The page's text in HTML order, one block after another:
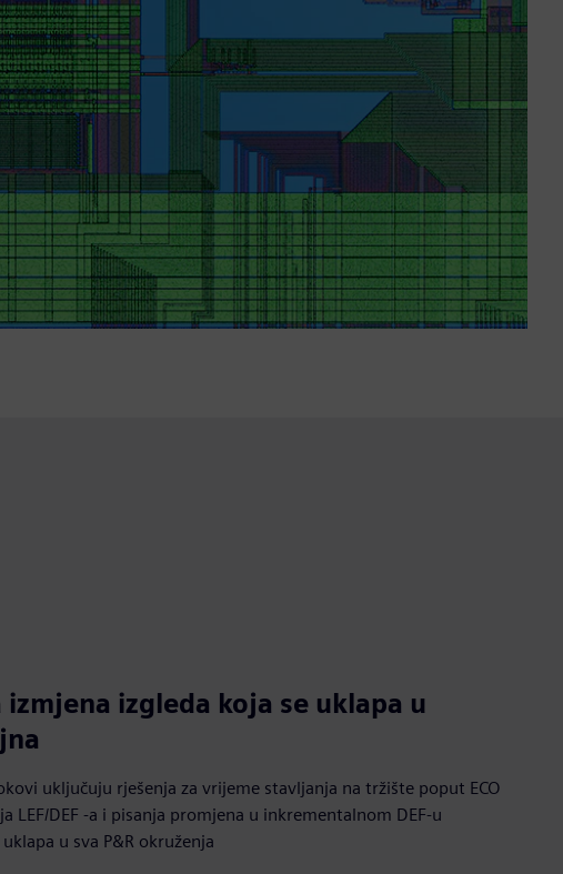
izgleda koja se uklapa u
uključuju rješenja za vrijeme stavljanja na tržište poput ECO
LEF/DEF -a i pisanja promjena u inkrementalnom DEF-u
u sva P&R okruženja